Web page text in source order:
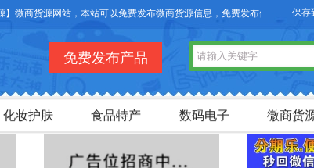
货源网站，本站可以免费发布微商货源信息，免费发布供求信息，也可以
保存
免费发布产品
化妆护肤 食品特产 数码电子 微商货